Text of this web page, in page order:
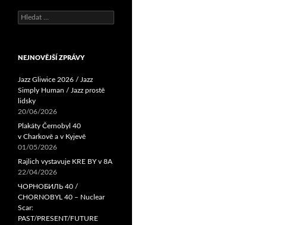
Vyhledávání
NEJNOVĚJŠÍ ZPRÁVY
Jazz Gliwice 2026 / Jazz
Simply Human / Jazz prostě
lidsky
20/06/2026
Plakáty Černobyl 40
v Charkově a v Kyjevě
01/05/2026
Rajlich vystavuje KRE BY v 8A
22/04/2026
ЧОРНОБИЛЬ 40 /
CHORNOBYL 40 – Nuclear
Scar:
PAST/PRESENT/FUTURE